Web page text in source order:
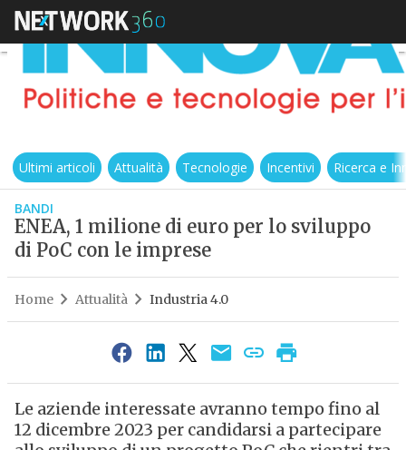
Ultimi articoli Attualità Tecnologie Incentivi Ricerca e
BANDI
ENEA, 1 milione di euro per lo sviluppo
di PoC con le imprese
Home Attualità Industria 4.0
Le aziende interessate avranno tempo fino al
12 dicembre 2023 per candidarsi a partecipare